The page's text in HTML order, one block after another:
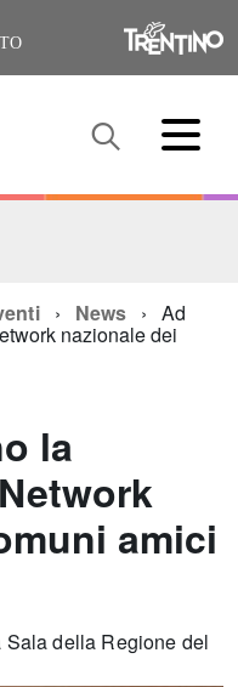
News Ad
nazionale dei
la
amici
della Regione del